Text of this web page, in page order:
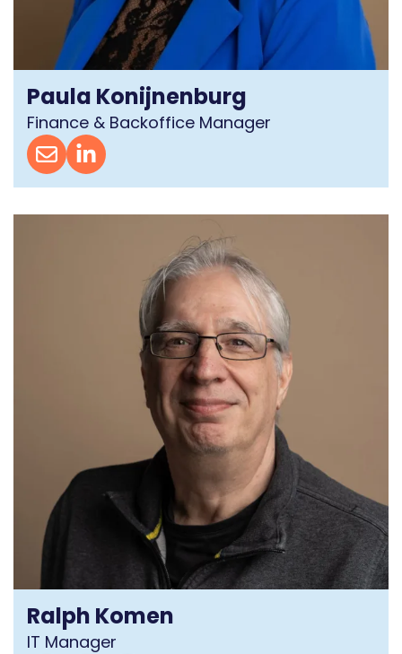
Paula Konijnenburg
Finance & Backoffice Manager
Ralph Komen
IT Manager